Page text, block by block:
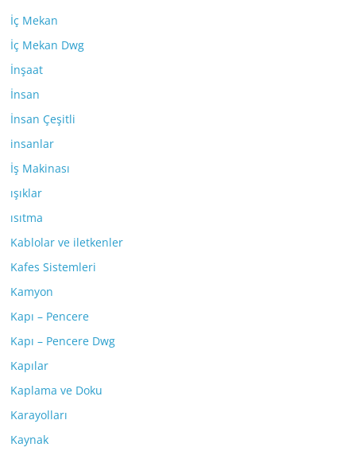
İç Mekan
İç Mekan Dwg
İnşaat
İnsan
İnsan Çeşitli
insanlar
İş Makinası
ışıklar
ısıtma
Kablolar ve iletkenler
Kafes Sistemleri
Kamyon
Kapı – Pencere
Kapı – Pencere Dwg
Kapılar
Kaplama ve Doku
Karayolları
Kaynak